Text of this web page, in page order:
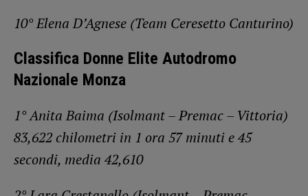
10° Elena D’Agnese (Team Ceresetto Canturino)
Classifica Donne Elite Autodromo
Nazionale Monza
1° Anita Baima (Isolmant – Premac – Vittoria)
83,622 chilometri in 1 ora 57 minuti e 45
secondi, media 42,610